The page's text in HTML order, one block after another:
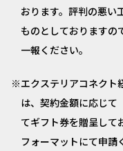
おります。評判の悪い
ものとしておりますの
一報ください。
エクステリアコネクト
は、契約金額に応じて
てギフト券を贈呈して
フォーマットにて申請